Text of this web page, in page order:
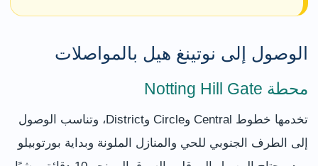
الوصول إلى نوتينغ هيل بالمواصلات
محطة Notting Hill Gate
تخدمها خطوط Central وCircle وDistrict، وتناسب الوصول
إلى الطرف الجنوبي للحي والمنازل الملونة وبداية بورتوبيلو